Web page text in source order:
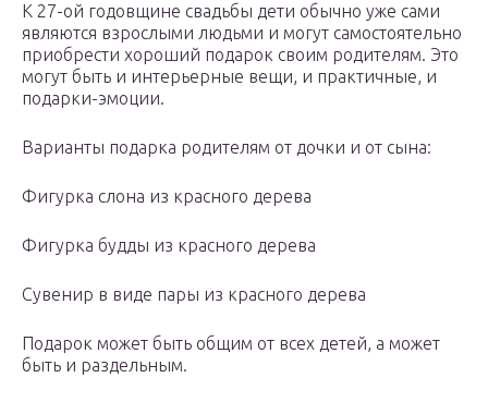
К 27-ой годовщине свадьбы дети обычно уже сами
являются взрослыми людьми и могут самостоятельно
приобрести хороший подарок своим родителям. Это
могут быть и интерьерные вещи, и практичные, и
подарки-эмоции.
Варианты подарка родителям от дочки и от сына:
Фигурка слона из красного дерева
Фигурка будды из красного дерева
Сувенир в виде пары из красного дерева
Подарок может быть общим от всех детей, а может
быть и раздельным.